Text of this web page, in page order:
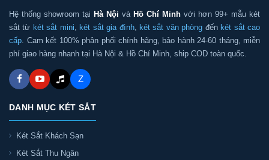
Hệ thống showroom tại Hà Nội và Hồ Chí Minh với hơn 99+ mẫu két
sắt từ két sắt mini ,két sắt gia đình, két sắt văn phòng đếnkét sắt cao
cấp . Cam kết 100% phân phối chính hãng, bảo hành 24-60 tháng, miễn
phí giao hàng nhanh tại Hà Nội & Hồ Chí Minh, ship COD toàn quốc.
Z
DANH MỤC KÉT SẮT
Két Sắt Khách Sạn
Két Sắt Thu Ngân